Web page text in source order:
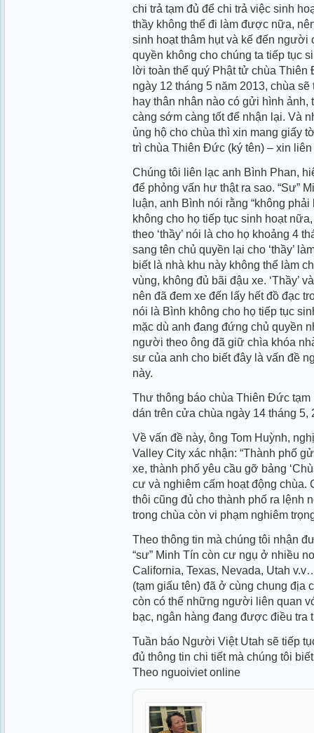
chi trả tạm đủ để chi trả việc sinh
thầy không thể đi làm được nữa,
sinh hoạt thâm hụt và kế đến
quyền không cho chúng ta tiếp tục
lời toàn thể quý Phật tử chùa
ngày 12 tháng 5 năm 2013, chùa
hay thân nhân nào có gửi hình ảnh,
càng sớm càng tốt để nhận lại. Và
ủng hộ cho chùa thì xin mang giấy
trì chùa Thiên Ðức (ký tên) – xin
Chúng tôi liên lạc anh Bình Phan,
để phỏng vấn hư thật ra sao. “Sư”
luận, anh Bình nói rằng “không
không cho họ tiếp tục sinh hoạt
theo ‘thầy’ nói là cho họ khoảng 4
sang tên chủ quyền lại cho ‘thầy’
biết là nhà khu này không thể làm
vùng, không đủ bãi đậu xe. ‘Thầy’
nên đã đem xe đến lấy hết đồ đạc
nói là Bình không cho họ tiếp tục
mặc dù anh đang đứng chủ quyền
người theo ông đã giữ chìa khóa
sư của anh cho biết đây là vấn đề
này.
Thư thông báo chùa Thiên Ðức tạm
dán trên cửa chùa ngày 14 tháng 5,
Về vấn đề này, ông Tom Huỳnh,
Valley City xác nhận: “Thành phố
xe, thành phố yêu cầu gỡ bảng
cư và nghiêm cấm hoạt động chùa.
thôi cũng đủ cho thành phố ra lệnh
trong chùa còn vi phạm nghiêm
Theo thông tin mà chúng tôi nhận
“sư” Minh Tín còn cư ngụ ở nhiều
California, Texas, Nevada, Utah
(tạm giấu tên) đã ở cùng chung địa
còn có thể những người liên quan
bạc, ngân hàng đang được điều tra
Tuần báo Người Việt Utah sẽ tiếp
đủ thông tin chi tiết mà chúng tôi
Theo nguoiviet online